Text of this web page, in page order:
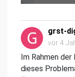
grst-
vor 4
Im Rahmen
dieses